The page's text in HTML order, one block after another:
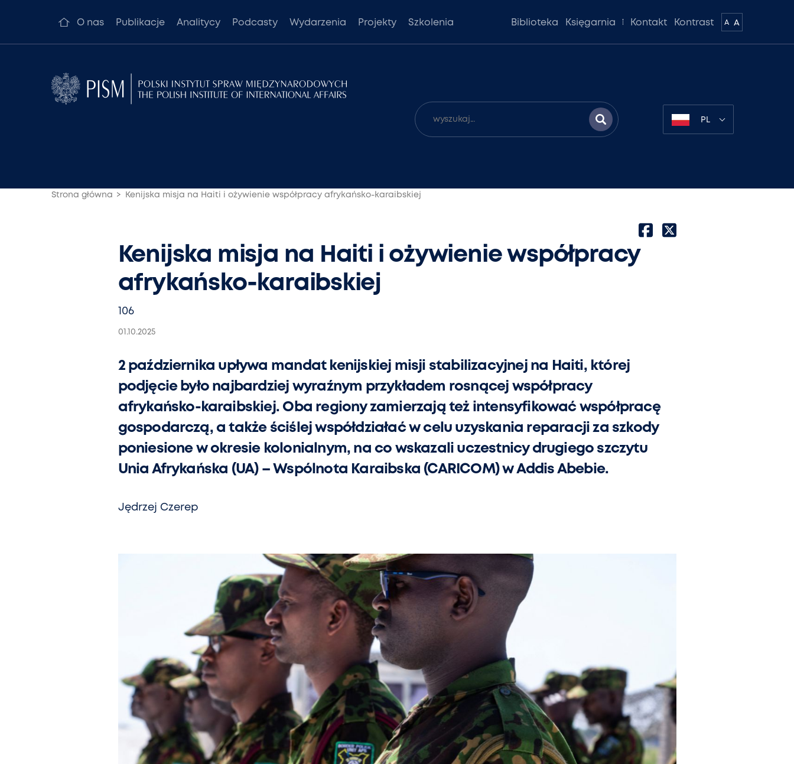
O nas Publikacje Analitycy Podcasty Wydarzenia Projekty Szkolenia Biblioteka Księgarnia Kontakt Kontrast A A
PL
Strona główna Kenijska misja na Haiti i ożywienie współpracy afrykańsko-karaibskiej
Kenijska misja na Haiti i ożywienie współpracy
afrykańsko-karaibskiej
106
01.10.2025
2 października upływa mandat kenijskiej misji stabilizacyjnej na Haiti, której
podjęcie było najbardziej wyraźnym przykładem rosnącej współpracy
afrykańsko-karaibskiej. Oba regiony zamierzają też intensyfikować współpracę
gospodarczą, a także ściślej współdziałać w celu uzyskania reparacji za szkody
poniesione w okresie kolonialnym, na co wskazali uczestnicy drugiego szczytu
Unia Afrykańska (UA) – Wspólnota Karaibska (CARICOM) w Addis Abebie.
Jędrzej Czerep